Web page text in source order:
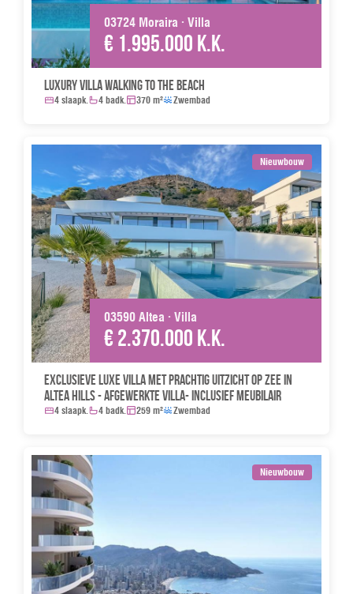
03724 Moraira · Villa
€ 1.995.000 k.k.
Luxury villa walking to the beach
4 slaapk. 4 badk. 370 m² Zwembad
Nieuwbouw
03590 Altea · Villa
€ 2.370.000 k.k.
Exclusieve luxe villa met prachtig uitzicht op zee in
Altea Hills - Afgewerkte villa- Inclusief meubilair
4 slaapk. 4 badk. 259 m² Zwembad
Nieuwbouw